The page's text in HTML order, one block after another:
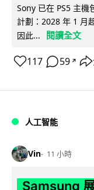
Sony 已在 PS5 主機
計劃：2028 年 1 月
因此...
閱讀全文
117 59 ↗
人工智能
Vin 11 小時
Samsung